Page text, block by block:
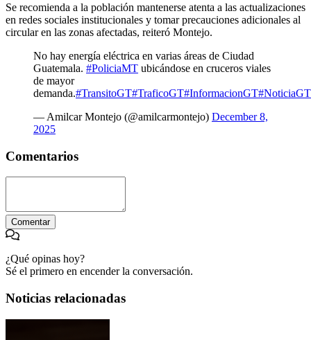
Se recomienda a la población mantenerse atenta a las actualizaciones
en redes sociales institucionales y tomar precauciones adicionales al
circular en las zonas afectadas, reiteró Montejo.
No hay energía eléctrica en varias áreas de Ciudad
Guatemala. #PoliciaMT ubicándose en cruceros viales
de mayor
demanda.#TransitoGT#TraficoGT#InformacionGT#NoticiaGT
— Amilcar Montejo (@amilcarmontejo) December 8,
2025
Comentarios
Comentar
¿Qué opinas hoy?
Sé el primero en encender la conversación.
Noticias relacionadas